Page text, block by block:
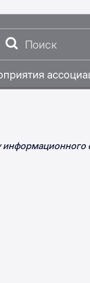
информационного